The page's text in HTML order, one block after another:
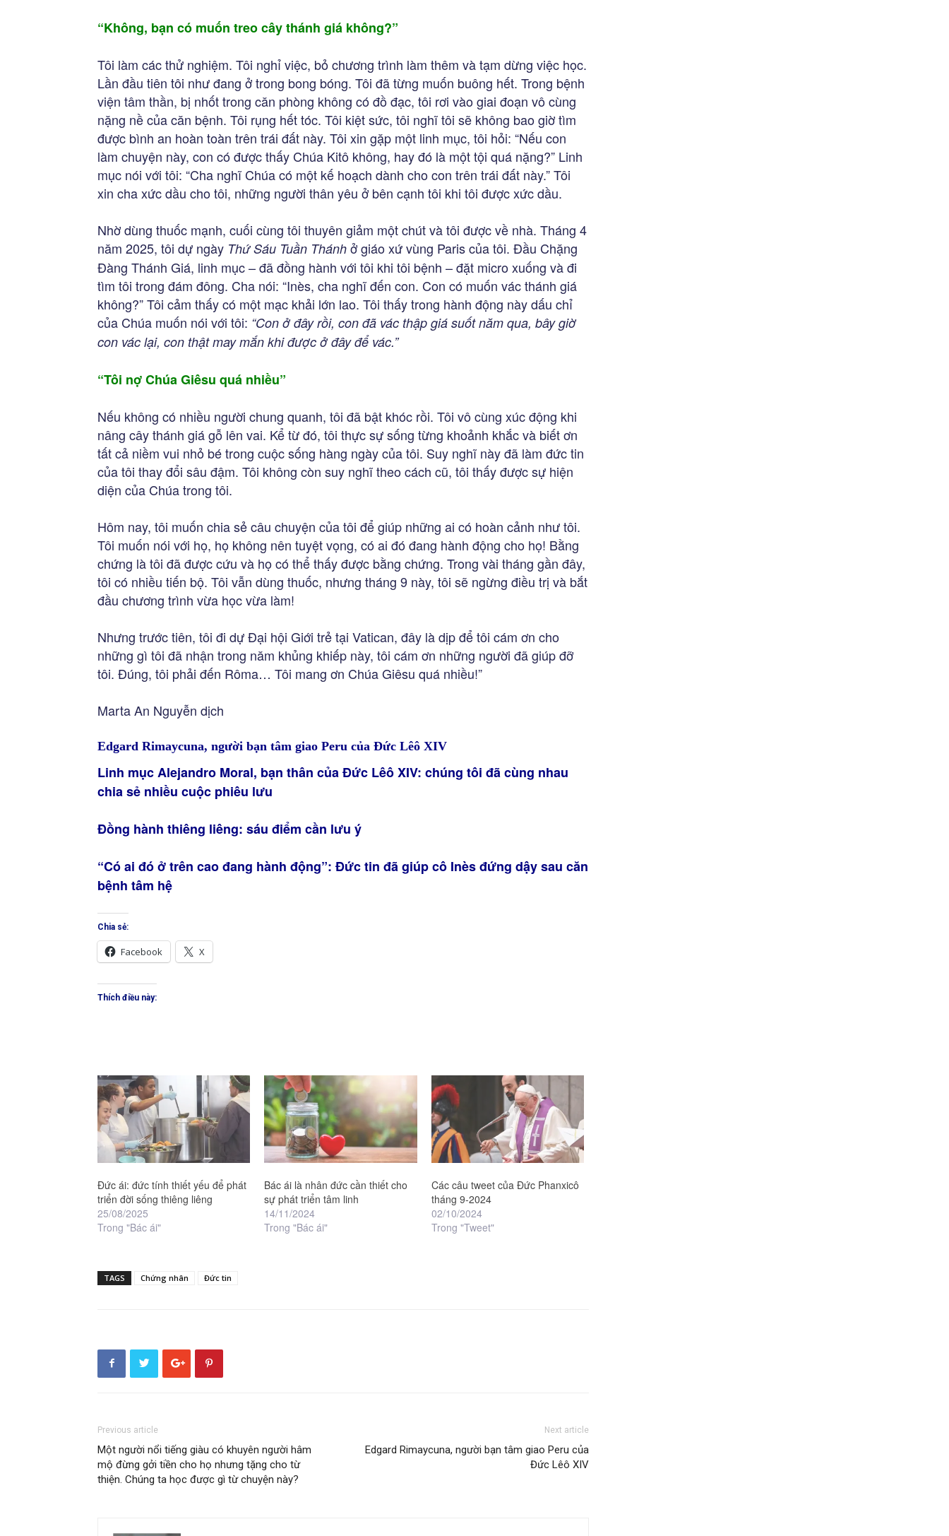
“Không, bạn có muốn treo cây thánh giá không?”
Tôi làm các thử nghiệm. Tôi nghỉ việc, bỏ chương trình làm thêm và tạm dừng việc học.
Lần đầu tiên tôi như đang ở trong bong bóng. Tôi đã từng muốn buông hết. Trong bệnh
viện tâm thần, bị nhốt trong căn phòng không có đồ đạc, tôi rơi vào giai đoạn vô cùng
nặng nề của căn bệnh. Tôi rụng hết tóc. Tôi kiệt sức, tôi nghĩ tôi sẽ không bao giờ tìm
được bình an hoàn toàn trên trái đất này. Tôi xin gặp một linh mục, tôi hỏi: “Nếu con
làm chuyện này, con có được thấy Chúa Kitô không, hay đó là một tội quá nặng?” Linh
mục nói với tôi: “Cha nghĩ Chúa có một kế hoạch dành cho con trên trái đất này.” Tôi
xin cha xức dầu cho tôi, những người thân yêu ở bên cạnh tôi khi tôi được xức dầu.
Nhờ dùng thuốc mạnh, cuối cùng tôi thuyên giảm một chút và tôi được về nhà. Tháng 4
năm 2025, tôi dự ngày Thứ Sáu Tuần Thánh ở giáo xứ vùng Paris của tôi. Đầu Chặng
Đàng Thánh Giá, linh mục – đã đồng hành với tôi khi tôi bệnh – đặt micro xuống và đi
tìm tôi trong đám đông. Cha nói: “Inès, cha nghĩ đến con. Con có muốn vác thánh giá
không?” Tôi cảm thấy có một mạc khải lớn lao. Tôi thấy trong hành động này dấu chỉ
của Chúa muốn nói với tôi: “Con ở đây rồi, con đã vác thập giá suốt năm qua, bây giờ
con vác lại, con thật may mắn khi được ở đây để vác.”
“Tôi nợ Chúa Giêsu quá nhiều”
Nếu không có nhiều người chung quanh, tôi đã bật khóc rồi. Tôi vô cùng xúc động khi
nâng cây thánh giá gỗ lên vai. Kể từ đó, tôi thực sự sống từng khoảnh khắc và biết ơn
tất cả niềm vui nhỏ bé trong cuộc sống hàng ngày của tôi. Suy nghĩ này đã làm đức tin
của tôi thay đổi sâu đậm. Tôi không còn suy nghĩ theo cách cũ, tôi thấy được sự hiện
diện của Chúa trong tôi.
Hôm nay, tôi muốn chia sẻ câu chuyện của tôi để giúp những ai có hoàn cảnh như tôi.
Tôi muốn nói với họ, họ không nên tuyệt vọng, có ai đó đang hành động cho họ! Bằng
chứng là tôi đã được cứu và họ có thể thấy được bằng chứng. Trong vài tháng gần đây,
tôi có nhiều tiến bộ. Tôi vẫn dùng thuốc, nhưng tháng 9 này, tôi sẽ ngừng điều trị và bắt
đầu chương trình vừa học vừa làm!
Nhưng trước tiên, tôi đi dự Đại hội Giới trẻ tại Vatican, đây là dịp để tôi cám ơn cho
những gì tôi đã nhận trong năm khủng khiếp này, tôi cám ơn những người đã giúp đỡ
tôi. Đúng, tôi phải đến Rôma… Tôi mang ơn Chúa Giêsu quá nhiều!”
Marta An Nguyễn dịch
Edgard Rimaycuna, người bạn tâm giao Peru của Đức Lêô XIV
Linh mục Alejandro Moral, bạn thân của Đức Lêô XIV: chúng tôi đã cùng nhau
chia sẻ nhiều cuộc phiêu lưu
Đồng hành thiêng liêng: sáu điểm cần lưu ý
“Có ai đó ở trên cao đang hành động”: Đức tin đã giúp cô Inès đứng dậy sau căn
bệnh tâm hệ
Chia sẻ:
Facebook X
Thích điều này:
Đức ái: đức tính thiết yếu để phát
triển đời sống thiêng liêng
25/08/2025
Trong "Bác ái"
Bác ái là nhân đức cần thiết cho
sự phát triển tâm linh
14/11/2024
Trong "Bác ái"
Các câu tweet của Đức Phanxicô
tháng 9-2024
02/10/2024
Trong "Tweet"
TAGS Chứng nhân Đức tin
Previous article
Một người nổi tiếng giàu có khuyên người hâm
mộ đừng gởi tiền cho họ nhưng tặng cho từ
thiện. Chúng ta học được gì từ chuyện này?
Next article
Edgard Rimaycuna, người bạn tâm giao Peru của
Đức Lêô XIV